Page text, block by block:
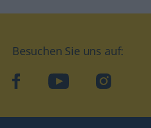
Besuchen Sie uns auf:
facebookYouTube Instagram